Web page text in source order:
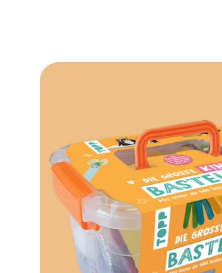
erforderliche
gespeichert oder
findest du unter
Widerruf ist
möglich.
Jetzt
*gültig auf alle Produkte, die